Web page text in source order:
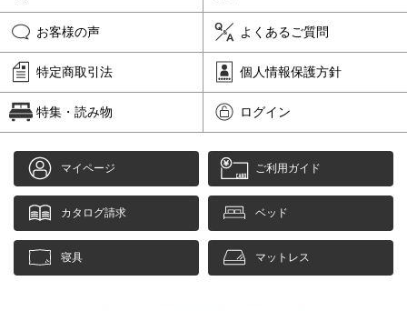
お客様の声 よくあるご質問
特定商取引法 個人情報保護方針
特集・読み物 ログイン
マイページ ご利用ガイド
カタログ請求 ベッド
寝具 マットレス